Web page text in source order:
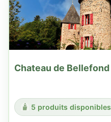
Chateau de Bellefond
5 produits disponibles